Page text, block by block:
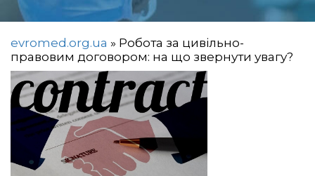
evromed.org.ua » Робота за цивільно-
правовим договором: на що звернути увагу?